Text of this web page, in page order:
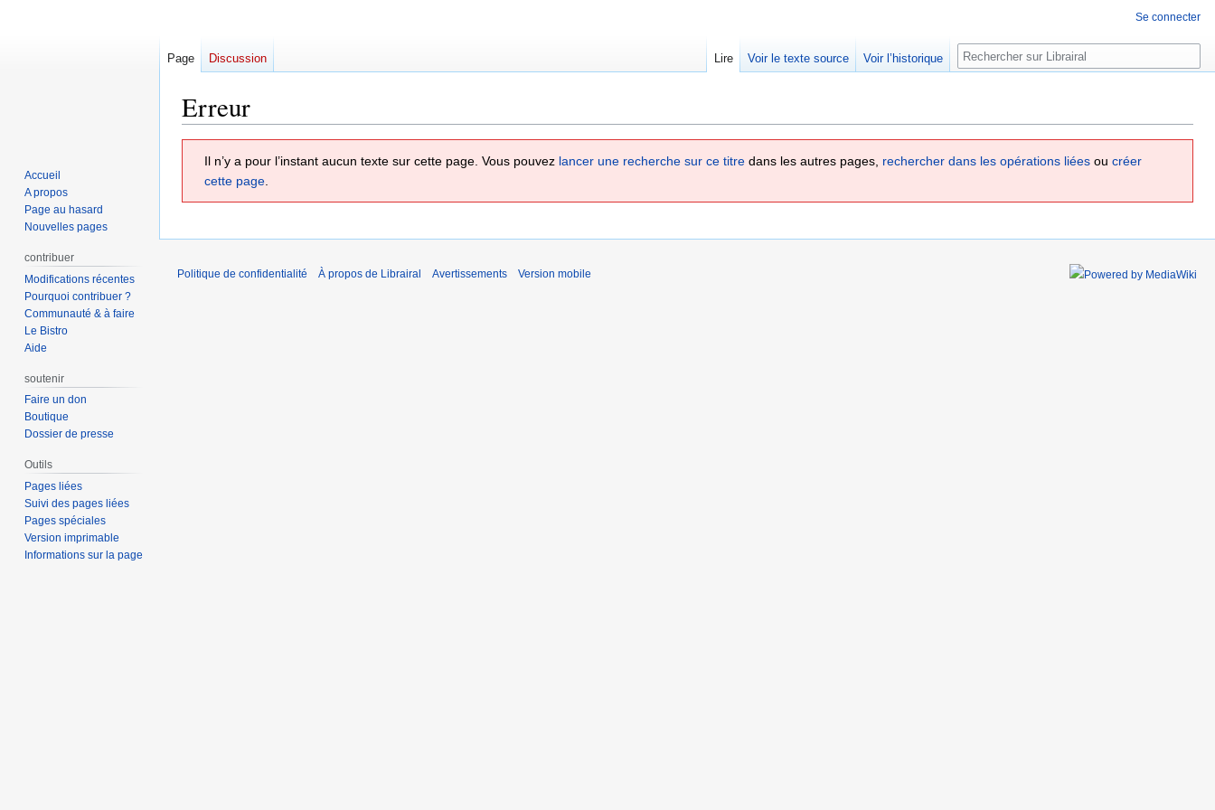
Erreur
Il n’y a pour l’instant aucun texte sur cette page. Vous pouvez lancer une recherche sur ce titre dans les autres pages, rechercher dans les opérations liées ou créer
cette page.
Se connecter
Page Discussion Lire Voir le texte source Voir l’historique Rechercher
Accueil
A propos
Page au hasard
Nouvelles pages
contribuer
Modifications récentes
Pourquoi contribuer ?
Communauté & à faire
Le Bistro
Aide
soutenir
Faire un don
Boutique
Dossier de presse
Outils
Pages liées
Suivi des pages liées
Pages spéciales
Version imprimable
Informations sur la page
Politique de confidentialité À propos de Librairal Avertissements Version mobile